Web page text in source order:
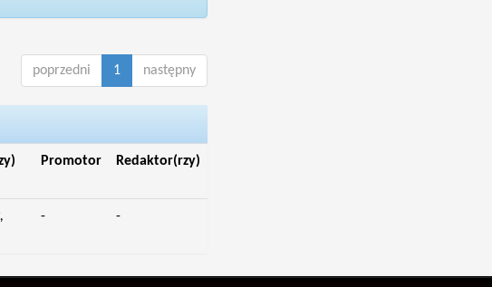
poprzedni 1 następny
Promotor Redaktor(rzy)
- -